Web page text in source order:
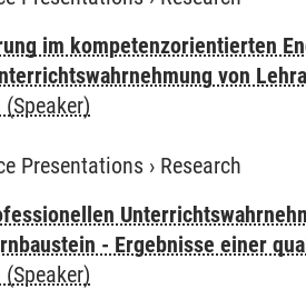
im kompetenzorientierten
von
Presentations › Research
- Ergebnisse einer